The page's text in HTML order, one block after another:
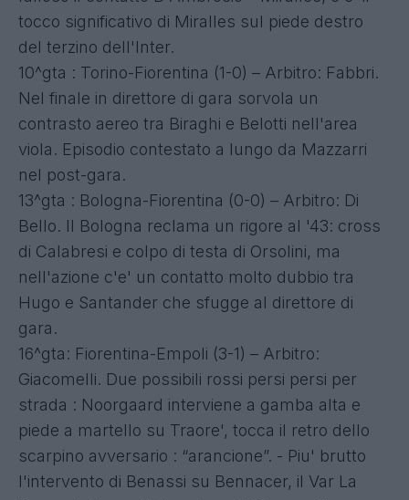
tocco significativo di Miralles sul piede destro
del terzino dell'Inter.
10^gta : Torino-Fiorentina (1-0) – Arbitro: Fabbri.
Nel finale in direttore di gara sorvola un
contrasto aereo tra Biraghi e Belotti nell'area
viola. Episodio contestato a lungo da Mazzarri
nel post-gara.
13^gta : Bologna-Fiorentina (0-0) – Arbitro: Di
Bello. Il Bologna reclama un rigore al '43: cross
di Calabresi e colpo di testa di Orsolini, ma
nell'azione c'e' un contatto molto dubbio tra
Hugo e Santander che sfugge al direttore di
gara.
16^gta: Fiorentina-Empoli (3-1) – Arbitro:
Giacomelli. Due possibili rossi persi persi per
strada : Noorgaard interviene a gamba alta e
piede a martello su Traore', tocca il retro dello
scarpino avversario : “arancione”. - Piu' brutto
l'intervento di Benassi su Bennacer, il Var La